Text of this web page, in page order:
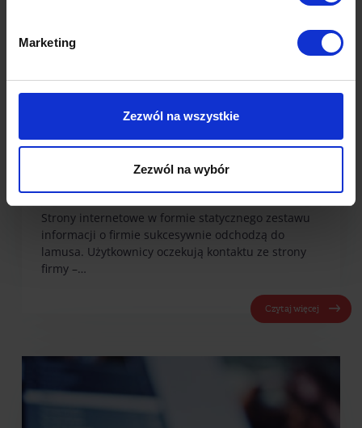
Marketing
Zezwól na wszystkie
Zezwól na wybór
Strony internetowe w formie statycznego zestawu
informacji o firmie sukcesywnie odchodzą do
lamusa. Użytkownicy oczekują kontaktu ze strony
firmy –…
Czytaj więcej